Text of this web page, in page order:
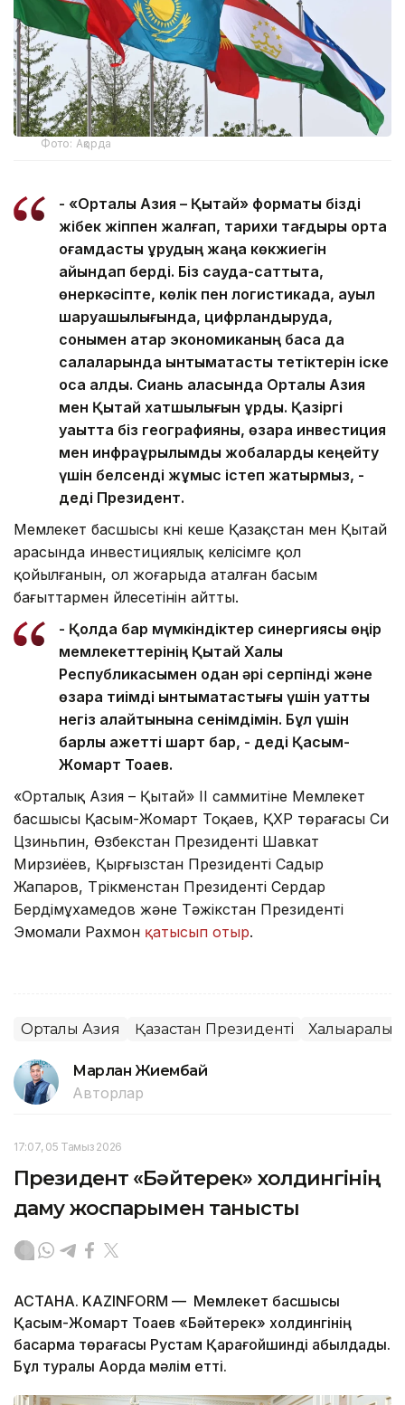
Фото: Ақорда
- «Орталық Азия – Қытай» форматы бізді
жібек жіппен жалғап, тарихи тағдыры ортақ
қоғамдастық құрудың жаңа көкжиегін
айқындап берді. Біз сауда-саттықта,
өнеркәсіпте, көлік пен логистикада, ауыл
шаруашылығында, цифрландыруда,
сонымен қатар экономиканың басқа да
салаларында ынтымақтастық тетіктерін іске
қоса алдық. Сиань қаласында Орталық Азия
мен Қытай хатшылығын құрдық. Қазіргі
уақытта біз географияны, өзара инвестиция
мен инфрақұрылымдық жобаларды кеңейту
үшін белсенді жұмыс істеп жатырмыз, -
деді Президент.
Мемлекет басшысы күні кеше Қазақстан мен Қытай
арасында инвестициялық келісімге қол
қойылғанын, ол жоғарыда аталған басым
бағыттармен үйлесетінін айтты.
- Қолда бар мүмкіндіктер синергиясы өңір
мемлекеттерінің Қытай Халық
Республикасымен одан әрі серпінді және
өзара тиімді ынтымақтастығы үшін қуатты
негіз қалайтынына сенімдімін. Бұл үшін
барлық қажетті шарт бар, - деді Қасым-
Жомарт Тоқаев.
«Орталық Азия – Қытай» ІІ саммитіне Мемлекет
басшысы Қасым-Жомарт Тоқаев, ҚХР төрағасы Си
Цзиньпин, Өзбекстан Президенті Шавкат
Мирзиёев, Қырғызстан Президенті Садыр
Жапаров, Түрікменстан Президенті Сердар
Бердімұхамедов және Тәжікстан Президенті
Эмомали Рахмон қатысып отыр.
Орталық Азия Қазақстан Президенті
Марлан Жиембай
Авторлар
17:07, 05 Тамыз 2026
Президент «Бәйтерек» холдингінің
даму жоспарымен танысты
АСТАНА. KAZINFORM — Мемлекет басшысы
Қасым-Жомарт Тоқаев «Бәйтерек» холдингінің
басқарма төрағасы Рустам Қарағойшинді қабылдады.
Бұл туралы Ақорда мәлім етті.